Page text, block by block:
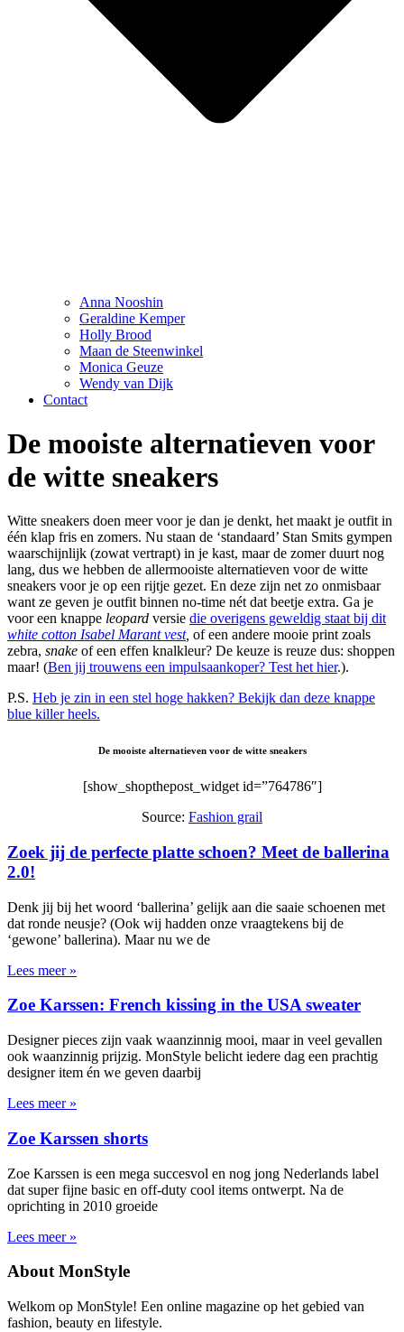
Anna Nooshin
Geraldine Kemper
Holly Brood
Maan de Steenwinkel
Monica Geuze
Wendy van Dijk
Contact
De mooiste alternatieven voor
de witte sneakers
Witte sneakers doen meer voor je dan je denkt, het maakt je outfit in
één klap fris en zomers. Nu staan de ‘standaard’ Stan Smits gympen
waarschijnlijk (zowat vertrapt) in je kast, maar de zomer duurt nog
lang, dus we hebben de allermooiste alternatieven voor de witte
sneakers voor je op een rijtje gezet. En deze zijn net zo onmisbaar
want ze geven je outfit binnen no-time nét dat beetje extra. Ga je
voor een knappe leopard versie die overigens geweldig staat bij dit
white cotton Isabel Marant vest, of een andere mooie print zoals
zebra, snake of een effen knalkleur? De keuze is reuze dus: shoppen
maar! (Ben jij trouwens een impulsaankoper? Test het hier.).
P.S. Heb je zin in een stel hoge hakken? Bekijk dan deze knappe
blue killer heels.
De mooiste alternatieven voor de witte sneakers
[show_shopthepost_widget id=”764786″]
Source: Fashion grail
Zoek jij de perfecte platte schoen? Meet de ballerina
2.0!
Denk jij bij het woord ‘ballerina’ gelijk aan die saaie schoenen met
dat ronde neusje? (Ook wij hadden onze vraagtekens bij de
‘gewone’ ballerina). Maar nu we de
Lees meer »
Zoe Karssen: French kissing in the USA sweater
Designer pieces zijn vaak waanzinnig mooi, maar in veel gevallen
ook waanzinnig prijzig. MonStyle belicht iedere dag een prachtig
designer item én we geven daarbij
Lees meer »
Zoe Karssen shorts
Zoe Karssen is een mega succesvol en nog jong Nederlands label
dat super fijne basic en off-duty cool items ontwerpt. Na de
oprichting in 2010 groeide
Lees meer »
About MonStyle
Welkom op MonStyle! Een online magazine op het gebied van
fashion, beauty en lifestyle.